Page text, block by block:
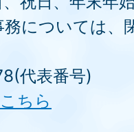
務については、
代表番号)
ちら